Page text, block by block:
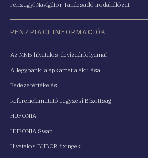
Pénzügyi Navigátor Tanácsadó Irodahálózat
PÉNZPIACI INFORMÁCIÓK
Az MNB hivatalos devizaárfolyamai
A Jegybanki alapkamat alakulása
Fedezetértékelés
Referenciamutató Jegyzési Bizottság
HUFONIA
HUFONIA Swap
Hivatalos BUBOR fixingek